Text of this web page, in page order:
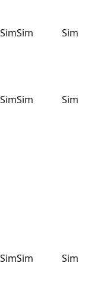
SimSim Sim
SimSim Sim
SimSim Sim